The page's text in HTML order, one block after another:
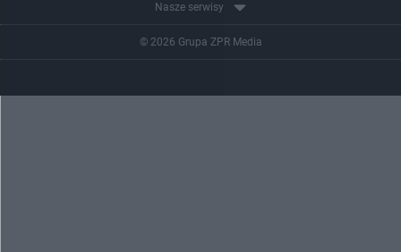
Nasze serwisy
© 2026 Grupa ZPR Media